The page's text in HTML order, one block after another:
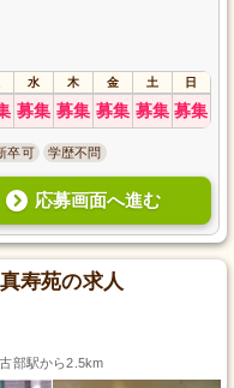
水 木 金 土 日
募集 募集 募集 募集 募集
卒可 学歴不問
応募画面へ進む
寿苑の求人
部駅から2.5km